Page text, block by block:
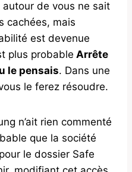
de vous ne sait
cachées, mais
est devenue
plus probable Arrête
le pensais. Dans une
le ferez résoudre.
n’ait rien commenté
que la société
le dossier Safe